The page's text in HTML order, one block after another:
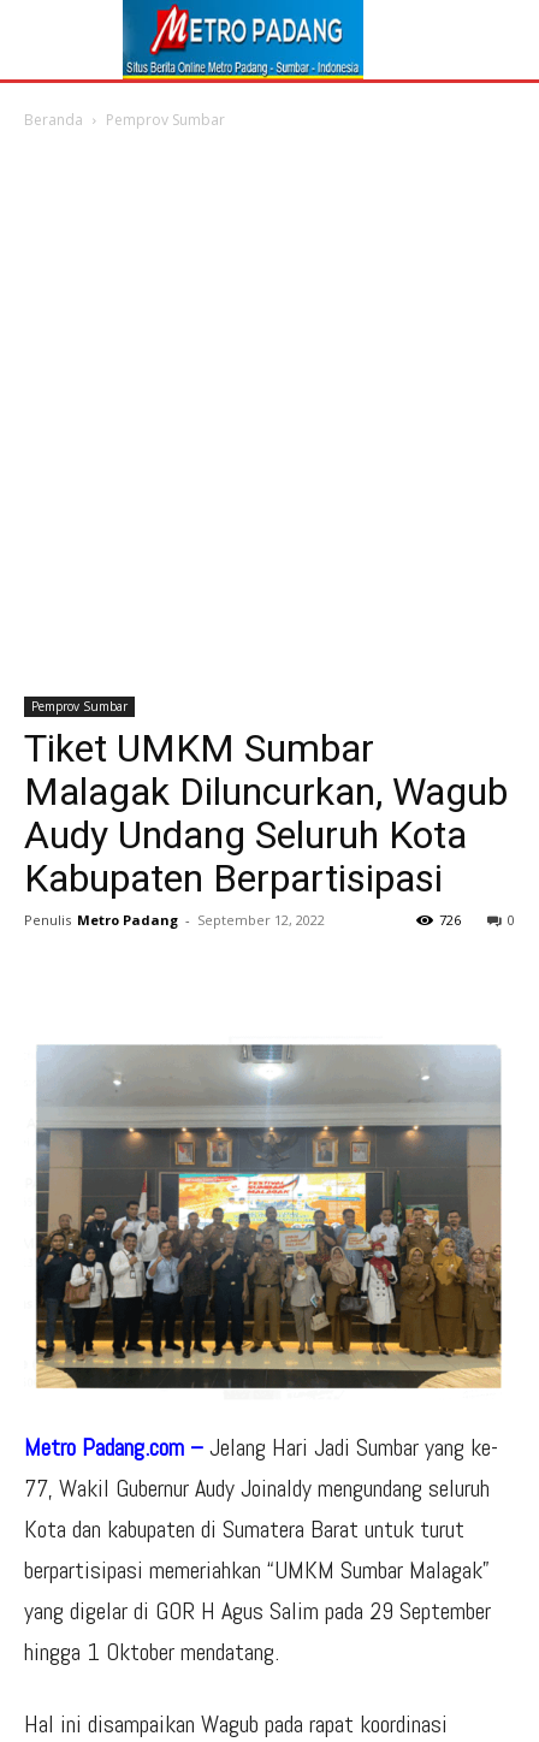
Beranda Pemprov Sumbar
Pemprov Sumbar
Tiket UMKM Sumbar
Malagak Diluncurkan, Wagub
Audy Undang Seluruh Kota
Kabupaten Berpartisipasi
Penulis Metro Padang - September 12, 2022 0
726
Metro Padang.com –Jelang Hari Jadi Sumbar yang ke-
77, Wakil Gubernur Audy Joinaldy mengundang seluruh
Kota dan kabupaten di Sumatera Barat untuk turut
berpartisipasi memeriahkan “UMKM Sumbar Malagak”
yang digelar di GOR H Agus Salim pada 29 September
hingga 1 Oktober mendatang.
Hal ini disampaikan Wagub pada rapat koordinasi